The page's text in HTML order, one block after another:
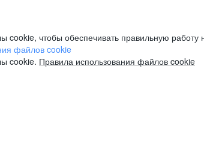
чтобы обеспечивать правильную работу
файлов cookie
cookie. Правила использования файлов cookie